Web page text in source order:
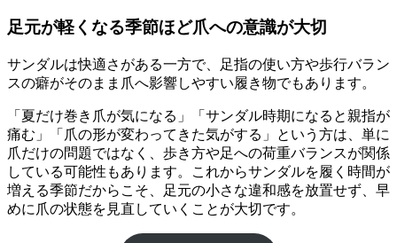
足元が軽くなる季節ほど爪への意識が大切
サンダルは快適さがある一方で、足指の使い方や歩行バラン
スの癖がそのまま爪へ影響しやすい履き物でもあります。
「夏だけ巻き爪が気になる」「サンダル時期になると親指が
痛む」「爪の形が変わってきた気がする」という方は、単に
爪だけの問題ではなく、歩き方や足への荷重バランスが関係
している可能性もあります。これからサンダルを履く時間が
増える季節だからこそ、足元の小さな違和感を放置せず、早
めに爪の状態を見直していくことが大切です。